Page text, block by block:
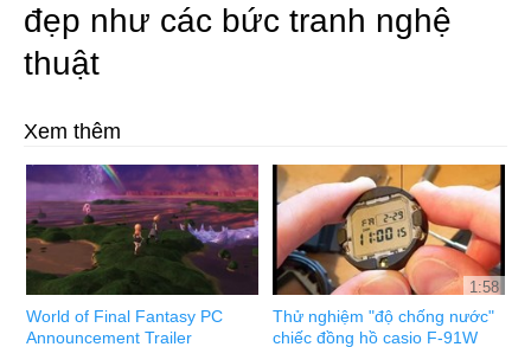
đẹp như các bức tranh nghệ
thuật
Xem thêm
World of Final Fantasy PC
Announcement Trailer
1:58
Thử nghiệm "độ chống nước"
chiếc đồng hồ casio F-91W